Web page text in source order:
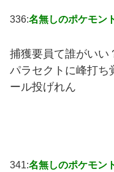
336:名無しのポケモン
捕獲要員て誰がいい
パラセクトに峰打ち
ール投げれん
341:名無しのポケモン